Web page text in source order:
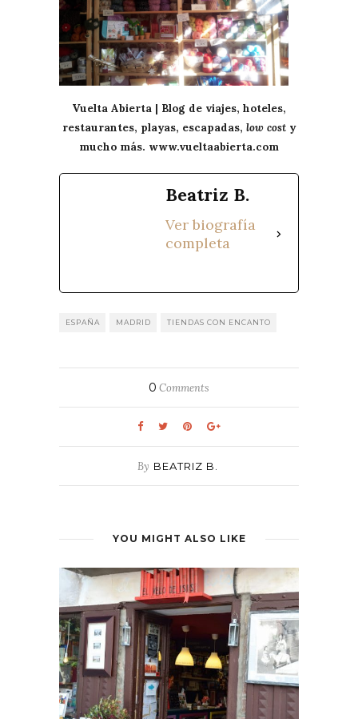
Vuelta Abierta | Blog de viajes, hoteles,
restaurantes, playas, escapadas, low cost y
mucho más. www.vueltaabierta.com
Beatriz B.
Ver biografía
completa
ESPAÑA MADRID TIENDAS CON ENCANTO
0 Comments
By BEATRIZ B.
YOU MIGHT ALSO LIKE